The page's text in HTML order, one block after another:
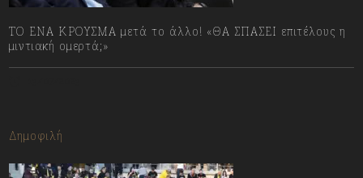
ΤΟ ΕΝΑ ΚΡΟΥΣΜΑ μετά το άλλο! «ΘΑ ΣΠΑΣΕΙ επιτέλους η
μιντιακή ομερτά;»
Δημοφιλή